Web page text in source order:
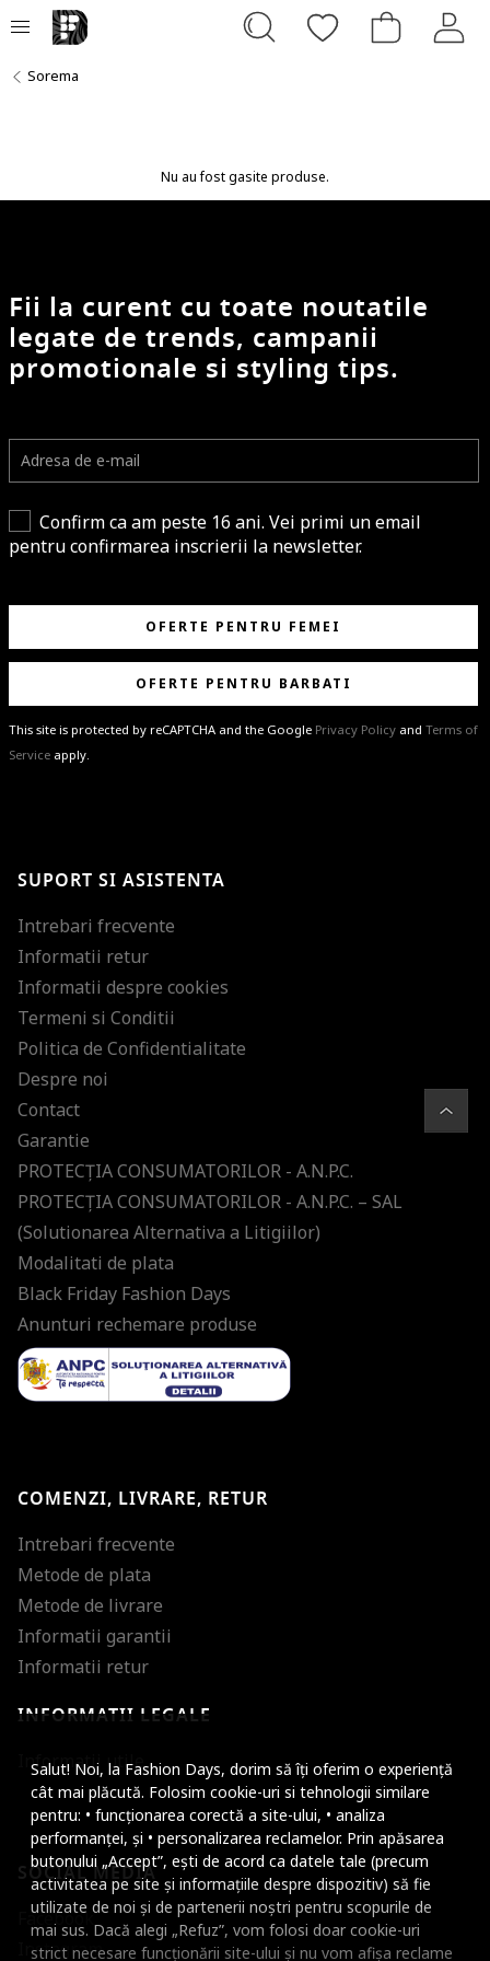
Salut! Noi, la Fashion Days, dorim să îți oferim o experiență
cât mai plăcută. Folosim cookie-uri si tehnologii similare
pentru: • funcționarea corectă a site-ului, • analiza
performanței, și • personalizarea reclamelor. Prin apăsarea
butonului „Accept”, ești de acord ca datele tale (precum
activitatea pe site și informațiile despre dispozitiv) să fie
utilizate de noi și de partenerii noștri pentru scopurile de
mai sus. Dacă alegi „Refuz”, vom folosi doar cookie-uri
strict necesare funcționării site-ului și nu vom afișa reclame
Sorema
Nu au fost gasite produse.
Fii la curent cu toate noutatile
legate de trends, campanii
promotionale si styling tips.
Confirm ca am peste 16 ani. Vei primi un email
pentru confirmarea inscrierii la newsletter.
OFERTE PENTRU FEMEI
OFERTE PENTRU BARBATI
This site is protected by reCAPTCHA and the Google Privacy Policy and Terms of
Service apply.
ultimele tendinte in moda!
SUPORT SI ASISTENTA
Intrebari frecvente
Informatii retur
Informatii despre cookies
Termeni si Conditii
Politica de Confidentialitate
Despre noi
Contact
Garantie
PROTECŢIA CONSUMATORILOR - A.N.P.C.
PROTECŢIA CONSUMATORILOR - A.N.P.C. – SAL
(Solutionarea Alternativa a Litigiilor)
Modalitati de plata
Black Friday Fashion Days
Anunturi rechemare produse
COMENZI, LIVRARE, RETUR
Intrebari frecvente
Metode de plata
Metode de livrare
Informatii garantii
Informatii retur
INFORMATII LEGALE
Informatii utile
SOCIAL MEDIA
Facebook
Instagram
Micsoreaza
Mareste spatierea
Micsoreaza
Mareste inaltimea